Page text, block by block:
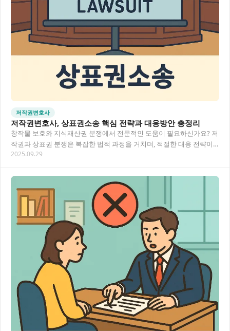
저작권변호사
저작권변호사, 상표권소송 핵심 전략과 대응방안 총정리
창작물 보호와 지식재산권 분쟁에서 전문적인 도움이 필요하신가요? 저
작권과 상표권 분쟁은 복잡한 법적 과정을 거치며, 적절한 대응 전략이
성패를 좌우합니다. 전문 변호사의 조력으로…
2025.09.29